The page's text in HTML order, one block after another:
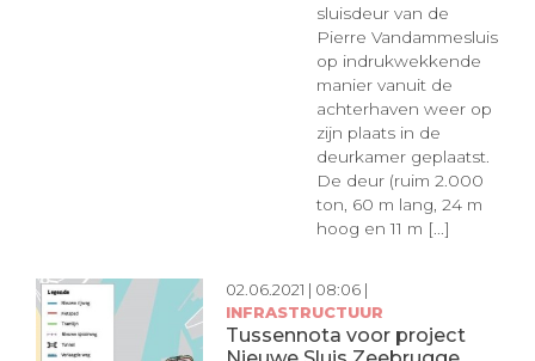
sluisdeur van de
Pierre Vandammesluis
op indrukwekkende
manier vanuit de
achterhaven weer op
zijn plaats in de
deurkamer geplaatst.
De deur (ruim 2.000
ton, 60 m lang, 24 m
hoog en 11 m [...]
02.06.2021 | 08:06 |
INFRASTRUCTUUR
Tussennota voor project